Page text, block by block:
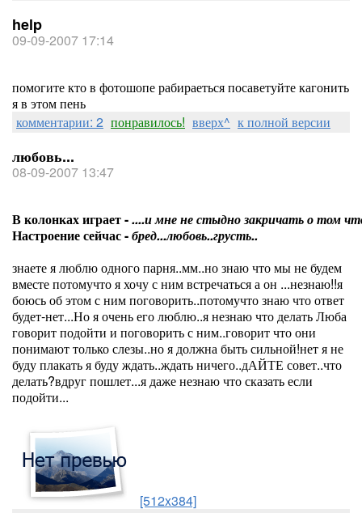
help
09-09-2007 17:14
помогите кто в фотошопе рабираеться посаветуйте кагонить
я в этом пень
комментарии: 2 понравилось! вверх^ к полной версии
любовь...
08-09-2007 13:47
В колонках играет -....и мне не стыдно закричать о том
Настроение сейчас -бред...любовь..грусть..
знаете я люблю одного парня..мм..но знаю что мы не будем
вместе потомучто я хочу с ним встречаться а он ...незнаю!!я
боюсь об этом с ним поговорить..потомучто знаю что ответ
будет-нет...Но я очень его люблю..я незнаю что делать Люба
говорит подойти и поговорить с ним..говорит что они
понимают только слезы..но я должна быть сильной!нет я не
буду плакать я буду ждать..ждать ничего..дАЙТЕ совет..что
делать?вдруг пошлет...я даже незнаю что сказать если
подойти...
[512x384]